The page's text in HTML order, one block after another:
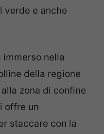
verde e anche
immerso nella
della regione
zona di confine
offre un
staccare con la